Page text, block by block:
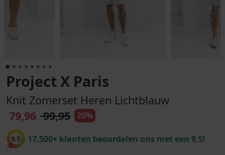
Project X Paris
Knit Zomerset Heren Lichtblauw
79,96 99,95 20%
9.5 17.500+ klanten beoordelen ons met een 9,5!